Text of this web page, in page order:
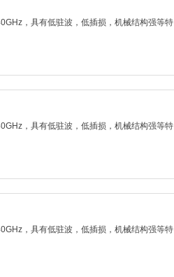
，具有低驻波，低插损，机械结构强等特
，具有低驻波，低插损，机械结构强等特
，具有低驻波，低插损，机械结构强等特